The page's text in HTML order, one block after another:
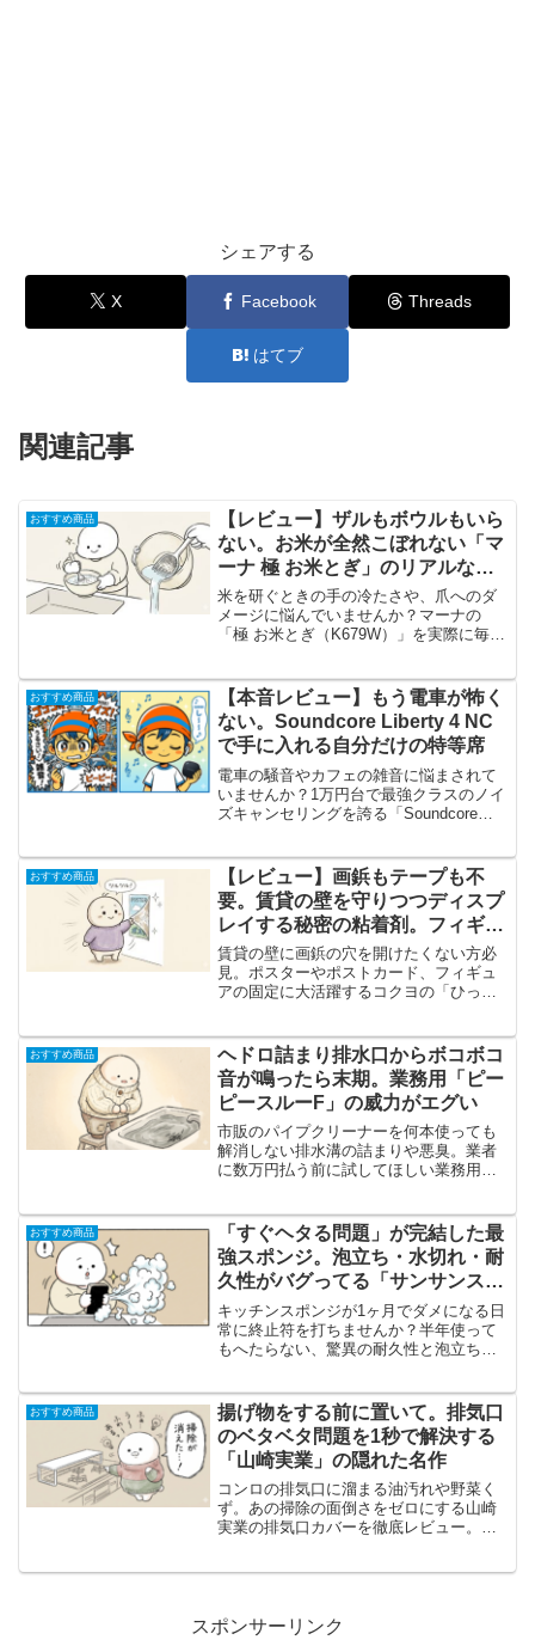
シェアする
X Facebook Threads
はてブ
関連記事
おすすめ商品
【レビュー】ザルもボウルもいら
ない。お米が全然こぼれない「マ
ーナ 極 お米とぎ」のリアルな使
い心地
米を研ぐときの手の冷たさや、爪へのダ
メージに悩んでいませんか？マーナの
「極 お米とぎ（K679W）」を実際に毎日
ト・デメリットを解説します。
おすすめ商品
【本音レビュー】もう電車が怖く
ない。Soundcore Liberty 4 NC
で手に入れる自分だけの特等席
電車の騒音やカフェの雑音に悩まされて
いませんか？1万円台で最強クラスのノイ
ズキャンセリングを誇る「Soundcore
集中できる自分だけの空間を作る方法を
紹介します。
おすすめ商品
【レビュー】画鋲もテープも不
要。賃貸の壁を守りつつディスプ
レイする秘密の粘着剤。フィギュ
アの転倒防止にも
賃貸の壁に画鋲の穴を開けたくない方必
見。ポスターやポストカード、フィギュ
アの固定に大活躍するコクヨの「ひっつ
しいデメリットまで徹底解説。
おすすめ商品
ヘドロ詰まり排水口からボコボコ
音が鳴ったら末期。業務用「ピー
ピースルーF」の威力がエグい
市販のパイプクリーナーを何本使っても
解消しない排水溝の詰まりや悪臭。業者
に数万円払う前に試してほしい業務用洗
します。
おすすめ商品
「すぐヘタる問題」が完結した最
強スポンジ。泡立ち・水切れ・耐
久性がバグってる「サンサンスポ
ンジ」使用記
キッチンスポンジが1ヶ月でダメになる日
常に終止符を打ちませんか？半年使って
もへたらない、驚異の耐久性と泡立ちを
ット・デメリットを、愛用者の視点で熱
く語ります。
おすすめ商品
揚げ物をする前に置いて。排気口
のベタベタ問題を1秒で解決する
「山崎実業」の隠れた名作
コンロの排気口に溜まる油汚れや野菜く
ず。あの掃除の面倒さをゼロにする山崎
実業の排気口カバーを徹底レビュー。実
スポンサーリンク